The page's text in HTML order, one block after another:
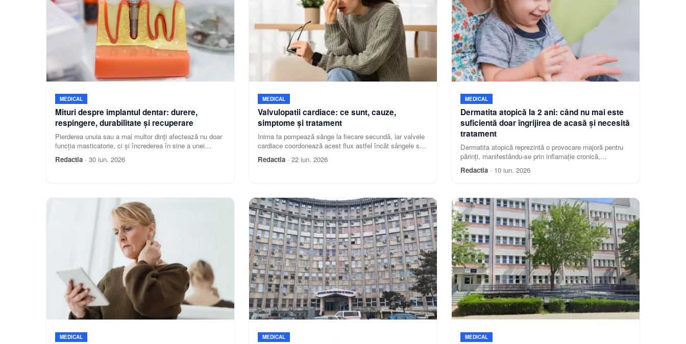
MEDICAL
Mituri despre implantul dentar: durere,
respingere, durabilitate și recuperare
Pierderea unuia sau a mai multor dinți afectează nu doar
funcția masticatorie, ci și încrederea în sine a unei
persoane. Când analizăm opțiunile de restaurare d
Redactia ·30 iun. 2026
MEDICAL
Valvulopatii cardiace: ce sunt, cauze,
simptome și tratament
Inima ta pompează sânge la fiecare secundă, iar valvele
cardiace coordonează acest flux astfel încât sângele să
circule într-o singură direcție. Dacă o valvă nu
Redactia ·22 iun. 2026
MEDICAL
Dermatita atopică la 2 ani: când nu mai este
suficientă doar îngrijirea de acasă și necesită
tratament
Dermatita atopică reprezintă o provocare majoră pentru
părinți, manifestându-se prin inflamație cronică,
uscăciunea severă și mâncărimile intense ale pielii. În
Redactia · 10 iun. 2026
MEDICAL MEDICAL MEDICAL